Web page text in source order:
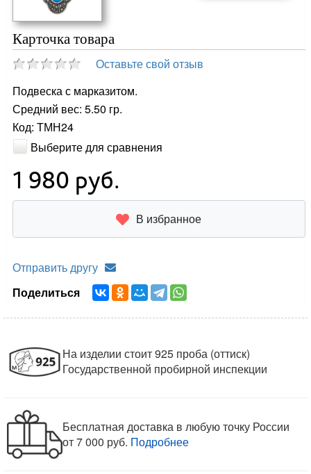
Карточка товара
Оставьте свой отзыв
Подвеска с марказитом.
Средний вес: 5.50 гр.
Код: ТМН24
Выберите для сравнения
1 980 руб.
В избранное
Отправить другу
Поделиться
На изделии стоит 925 проба (оттиск)
Государственной пробирной инспекции
Бесплатная доставка в любую точку России
от 7 000 руб. Подробнее